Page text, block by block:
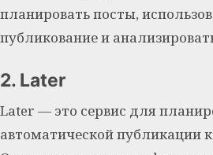
планировать посты,
публикование и
2. Later
Later — это сервис для
автоматической публикации